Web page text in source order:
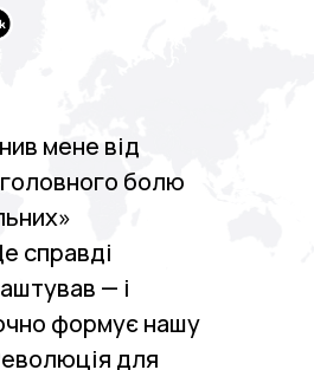
мене від
головного болю
справді
— і
формує нашу
для